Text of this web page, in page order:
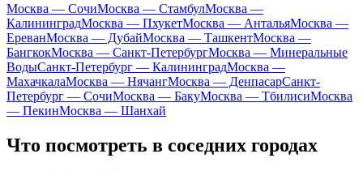
Москва — СочиМосква — СтамбулМосква —
КалининградМосква — ПхукетМосква — АнтальяМосква —
ЕреванМосква — ДубайМосква — ТашкентМосква —
БангкокМосква — Санкт-ПетербургМосква — Минеральные
ВодыСанкт-Петербург — КалининградМосква —
МахачкалаМосква — НячангМосква — ДенпасарСанкт-
Петербург — СочиМосква — БакуМосква — ТбилисиМосква
— ПекинМосква — Шанхай
Что посмотреть в соседних городах